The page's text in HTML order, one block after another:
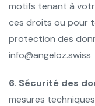
motifs tenant à
ces droits ou pour
protection des
info@angeloz.swiss
6. Sécurité des
mesures